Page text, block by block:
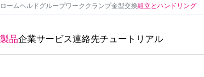
ロームヘルドグループワーククランプ金型交換組立とハンドリング
製品企業サービス連絡先チュートリアル